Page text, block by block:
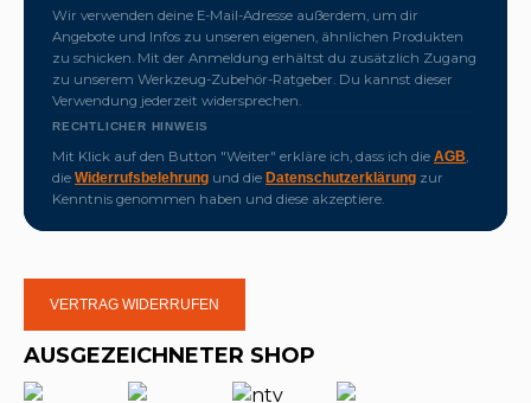
Wir verwenden deine E-Mail-Adresse außerdem, um dir
Angebote und Infos zu unseren eigenen, ähnlichen Produkten
zu schicken. Mit der Anmeldung erhältst du zusätzlich Zugang
zu unserem Werkzeug-Zubehör-Ratgeber. Du kannst dieser
Verwendung jederzeit widersprechen.
RECHTLICHER HINWEIS
Mit Klick auf den Button "Weiter" erkläre ich, dass ich die AGB,
die Widerrufsbelehrung und die Datenschutzerklärung zur
Kenntnis genommen haben und diese akzeptiere.
VERTRAG WIDERRUFEN
AUSGEZEICHNETER SHOP